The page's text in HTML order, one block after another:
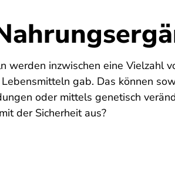
werden inzwischen eine Vielzahl
gab. Das können
oder mittels genetisch
der Sicherheit aus?